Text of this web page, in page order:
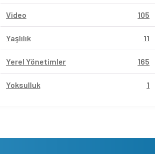
Video 105
Yaşlılık 11
Yerel Yönetimler 165
Yoksulluk 1